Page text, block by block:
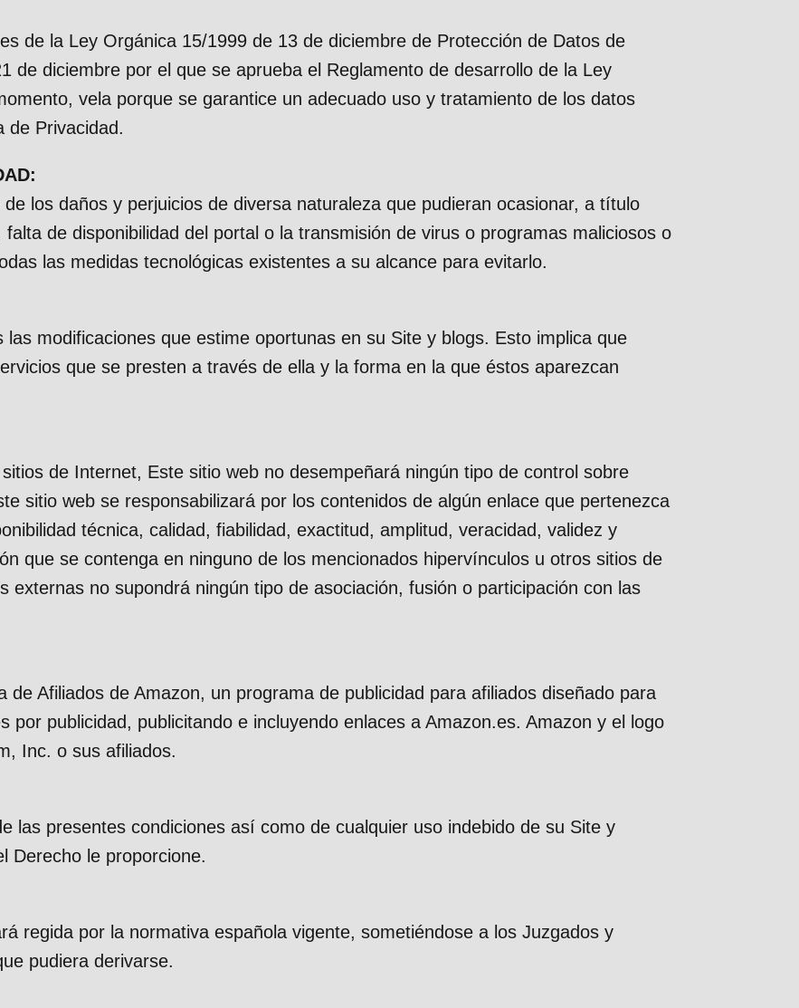
de la Ley Orgánica 15/1999 de 13 de diciembre de Protección de Datos de
de diciembre por el que se aprueba el Reglamento de desarrollo de la Ley
vela porque se garantice un adecuado uso y tratamiento de los datos
de Privacidad.
los daños y perjuicios de diversa naturaleza que pudieran ocasionar, a título
de disponibilidad del portal o la transmisión de virus o programas maliciosos o
las medidas tecnológicas existentes a su alcance para evitarlo.
modificaciones que estime oportunas en su Site y blogs. Esto implica que
que se presten a través de ella y la forma en la que éstos aparezcan
de Internet, Este sitio web no desempeñará ningún tipo de control sobre
sitio web se responsabilizará por los contenidos de algún enlace que pertenezca
técnica, calidad, fiabilidad, exactitud, amplitud, veracidad, validez y
que se contenga en ninguno de los mencionados hipervínculos u otros sitios de
externas no supondrá ningún tipo de asociación, fusión o participación con las
Afiliados de Amazon, un programa de publicidad para afiliados diseñado para
publicidad, publicitando e incluyendo enlaces a Amazon.es. Amazon y el logo
Inc. o sus afiliados.
las presentes condiciones así como de cualquier uso indebido de su Site y
Derecho le proporcione.
regida por la normativa española vigente, sometiéndose a los Juzgados y
pudiera derivarse.